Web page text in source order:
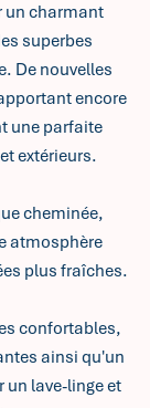
un charmant
superbes
De nouvelles
encore
une parfaite
extérieurs.
cheminée,
atmosphère
plus fraîches.
confortables,
ainsi qu'un
un lave-linge et